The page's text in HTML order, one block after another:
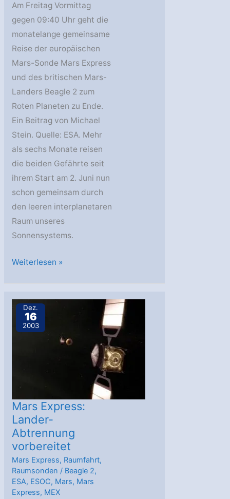
Am Freitag Vormittag
gegen 09:40 Uhr geht die
monatelange gemeinsame
Reise der europäischen
Mars-Sonde Mars Express
und des britischen Mars-
Landers Beagle 2 zum
Roten Planeten zu Ende.
Ein Beitrag von Michael
Stein. Quelle: ESA. Mehr
als sechs Monate reisen
die beiden Gefährte seit
ihrem Start am 2. Juni nun
schon gemeinsam durch
den leeren interplanetaren
Raum unseres
Sonnensystems.
Mars
Beagle
vor
Weiterlesen »
Dez.
16
2003
Mars Express:
Lander-
Abtrennung
vorbereitet
Mars Express, Raumfahrt,
Raumsonden / Beagle 2,
ESA, ESOC, Mars, Mars
Express, MEX